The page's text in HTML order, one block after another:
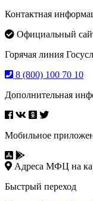
Контактная
Официальный
Горячая линия
8 (800) 100 70 10
Дополнительная
Мобильное
Адреса МФЦ на
Быстрый переход